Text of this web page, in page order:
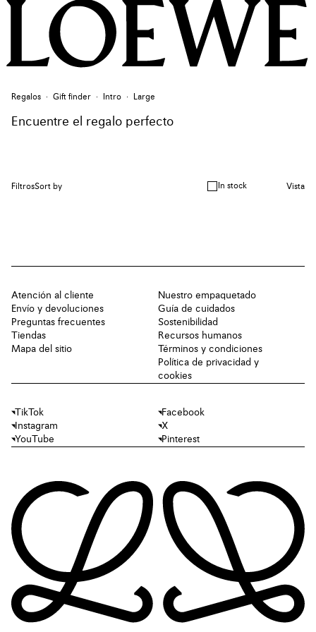
Regalos Gift finder Intro Large
Encuentre el regalo perfecto
FiltrosSort by In stock Vista
Atención al cliente
Envío y devoluciones
Preguntas frecuentes
Tiendas
Mapa del sitio
Nuestro empaquetado
Guía de cuidados
Sostenibilidad
Recursos humanos
Términos y condiciones
Política de privacidad y
cookies
TikTok
Facebook
Instagram
X
YouTube
Pinterest